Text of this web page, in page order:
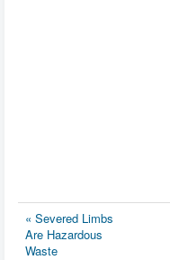
« Severed Limbs
Are Hazardous
Waste